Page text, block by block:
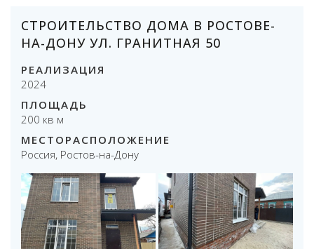
СТРОИТЕЛЬСТВО ДОМА В РОСТОВЕ-
НА-ДОНУ УЛ. ГРАНИТНАЯ 50
РЕАЛИЗАЦИЯ
2024
ПЛОЩАДЬ
200 кв м
МЕСТОРАСПОЛОЖЕНИЕ
Россия, Ростов-на-Дону